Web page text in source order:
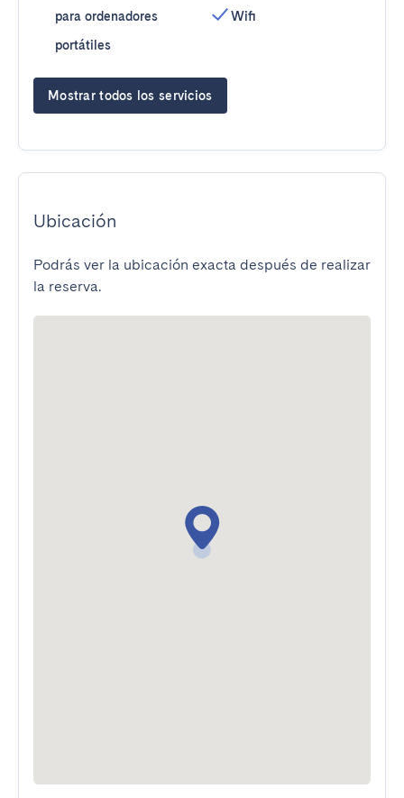
para ordenadores
portátiles
Wifi
Mostrar todos los servicios
Ubicación
Podrás ver la ubicación exacta después de realizar
la reserva.